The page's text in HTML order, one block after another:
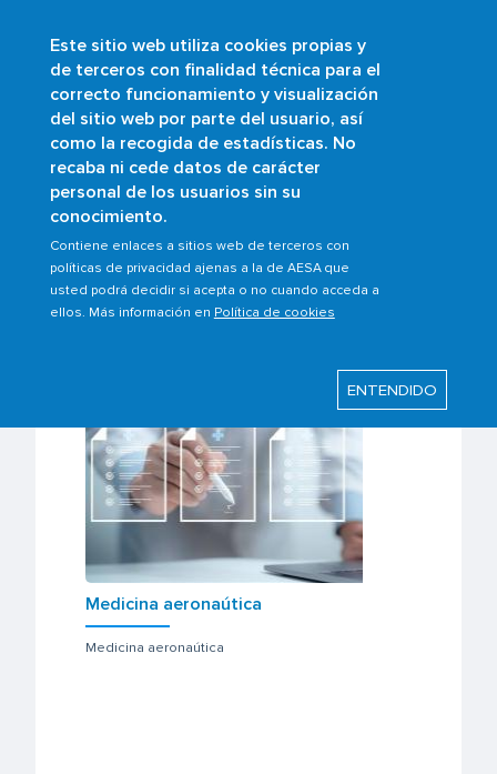
Este sitio web utiliza cookies propias y
de terceros con finalidad técnica para el
correcto funcionamiento y visualización
del sitio web por parte del usuario, así
como la recogida de estadísticas. No
recaba ni cede datos de carácter
personal de los usuarios sin su
conocimiento.
Contiene enlaces a sitios web de terceros con
políticas de privacidad ajenas a la de AESA que
usted podrá decidir si acepta o no cuando acceda a
ellos. Más información en Política de cookies
ENTENDIDO
Pasar
al
contenido
principal
Buscar
Sobrescribir
enlaces
de
ayuda
a
la
Inicio
Ámbitos
Licencias y medicina aeronáutica
Licencias y medicina
aeronaútica
Medicina aeronaútica
Medicina aeronaútica